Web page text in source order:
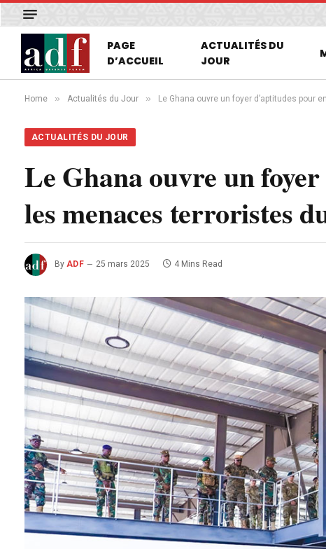
PAGE
D’ACCUEIL
ACTUALITÉS DU
JOUR
Home » Actualités du Jour » Le Ghana ouvre un foyer d’aptitudes pour
ACTUALITÉS DU JOUR
Le Ghana ouvre un
les menaces terroristes
By ADF 25 mars 2025 4 Mins Read